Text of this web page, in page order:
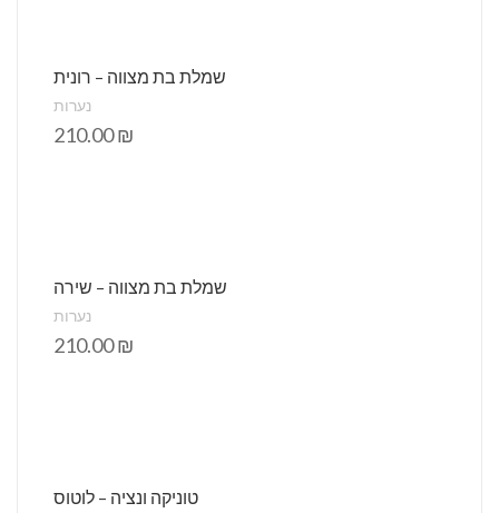
שמלת בת מצווה – רונית
נערות
210.00₪
שמלת בת מצווה – שירה
נערות
210.00₪
טוניקה ונציה – לוטוס